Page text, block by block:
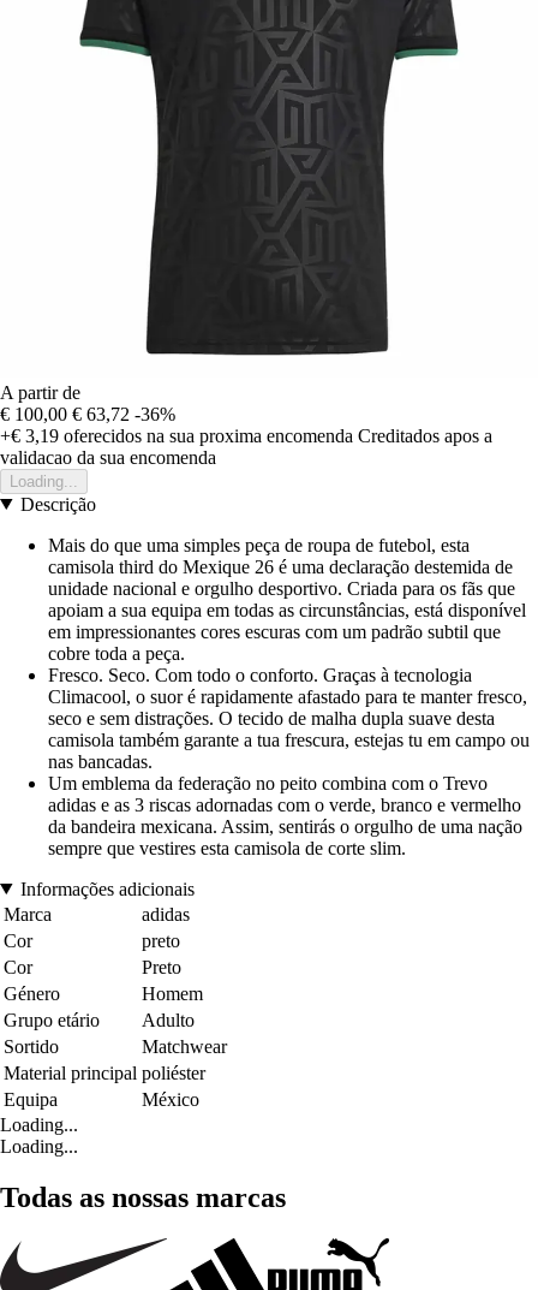
A partir de
€ 100,00 € 63,72 -36%
+€ 3,19 oferecidos na sua proxima encomenda Creditados apos a
validacao da sua encomenda
Loading...
Descrição
Mais do que uma simples peça de roupa de futebol, esta
camisola third do Mexique 26 é uma declaração destemida de
unidade nacional e orgulho desportivo. Criada para os fãs que
apoiam a sua equipa em todas as circunstâncias, está disponível
em impressionantes cores escuras com um padrão subtil que
cobre toda a peça.
Fresco. Seco. Com todo o conforto. Graças à tecnologia
Climacool, o suor é rapidamente afastado para te manter fresco,
seco e sem distrações. O tecido de malha dupla suave desta
camisola também garante a tua frescura, estejas tu em campo ou
nas bancadas.
Um emblema da federação no peito combina com o Trevo
adidas e as 3 riscas adornadas com o verde, branco e vermelho
da bandeira mexicana. Assim, sentirás o orgulho de uma nação
sempre que vestires esta camisola de corte slim.
Informações adicionais
Marca
adidas
Cor
preto
Cor
Preto
Género
Homem
Grupo etário
Adulto
Sortido
Matchwear
Material principal poliéster
Equipa
México
Loading...
Loading...
Todas as nossas marcas